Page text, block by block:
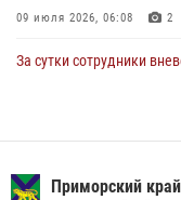
09 июля 2026, 06:08 2
За сутки сотрудники
среди водолазов
Приморский край